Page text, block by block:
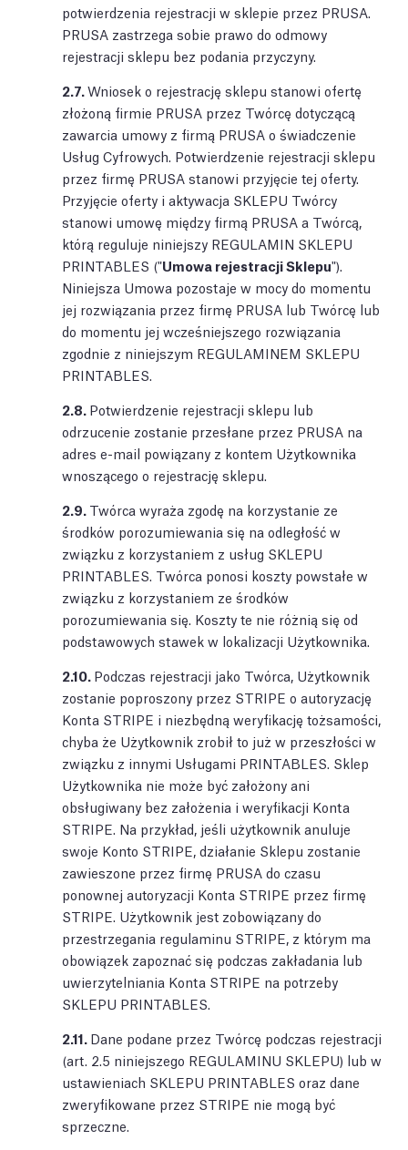
potwierdzenia rejestracji w sklepie przez PRUSA.
PRUSA zastrzega sobie prawo do odmowy
rejestracji sklepu bez podania przyczyny.
2.7.Wniosek o rejestrację sklepu stanowi ofertę
złożoną firmie PRUSA przez Twórcę dotyczącą
zawarcia umowy z firmą PRUSA o świadczenie
Usług Cyfrowych. Potwierdzenie rejestracji sklepu
przez firmę PRUSA stanowi przyjęcie tej oferty.
Przyjęcie oferty i aktywacja SKLEPU Twórcy
stanowi umowę między firmą PRUSA a Twórcą,
którą reguluje niniejszy REGULAMIN SKLEPU
PRINTABLES ("Umowa rejestracji Sklepu").
Niniejsza Umowa pozostaje w mocy do momentu
jej rozwiązania przez firmę PRUSA lub Twórcę lub
do momentu jej wcześniejszego rozwiązania
zgodnie z niniejszym REGULAMINEM SKLEPU
PRINTABLES.
2.8. Potwierdzenie rejestracji sklepu lub
odrzucenie zostanie przesłane przez PRUSA na
adres e-mail powiązany z kontem Użytkownika
wnoszącego o rejestrację sklepu.
2.9. Twórca wyraża zgodę na korzystanie ze
środków porozumiewania się na odległość w
związku z korzystaniem z usług SKLEPU
PRINTABLES. Twórca ponosi koszty powstałe w
związku z korzystaniem ze środków
porozumiewania się. Koszty te nie różnią się od
podstawowych stawek w lokalizacji Użytkownika.
2.10. Podczas rejestracji jako Twórca, Użytkownik
zostanie poproszony przez STRIPE o autoryzację
Konta STRIPE i niezbędną weryfikację tożsamości,
chyba że Użytkownik zrobił to już w przeszłości w
związku z innymi Usługami PRINTABLES. Sklep
Użytkownika nie może być założony ani
obsługiwany bez założenia i weryfikacji Konta
STRIPE. Na przykład, jeśli użytkownik anuluje
swoje Konto STRIPE, działanie Sklepu zostanie
zawieszone przez firmę PRUSA do czasu
ponownej autoryzacji Konta STRIPE przez firmę
STRIPE. Użytkownik jest zobowiązany do
przestrzegania regulaminu STRIPE, z którym ma
obowiązek zapoznać się podczas zakładania lub
uwierzytelniania Konta STRIPE na potrzeby
SKLEPU PRINTABLES.
2.11. Dane podane przez Twórcę podczas rejestracji
(art. 2.5 niniejszego REGULAMINU SKLEPU) lub w
ustawieniach SKLEPU PRINTABLES oraz dane
zweryfikowane przez STRIPE nie mogą być
sprzeczne.